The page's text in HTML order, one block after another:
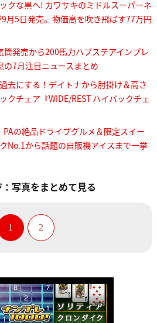
クな黒へ! カワサキのミドルスーパーネ
月5日発売。物価高を吹き飛ばす77万円
筒発売から200馬力ハブステアインプレ
の7月注目ニュースまとめ
去にする！デイトナから肘掛け＆高さ
クチェア『WIDE/REST ハイバックチェ
PAの絶品ドライブグルメ＆限定スイー
No.1から話題の自販機アイスまで一挙
写真をまとめて見る
1 2